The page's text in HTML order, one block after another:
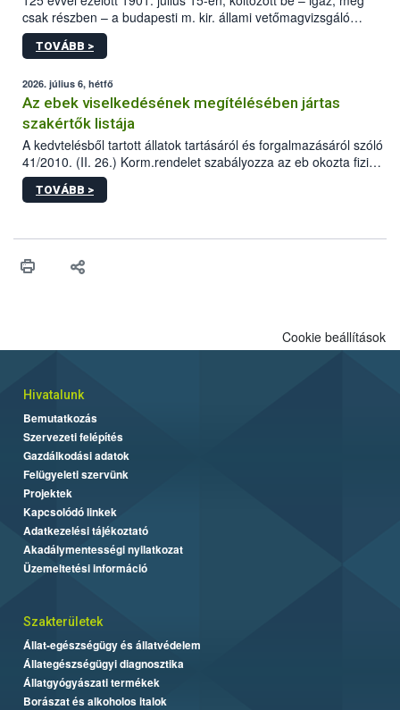
csak részben – a budapesti m. kir. állami vetőmagvizsgáló
állomás a Kis Rókus utca 15. szám alatti, Czigler Győző által
tervezett új épületébe.
TOVÁBB >
2026. július 6, hétfő
Az ebek viselkedésének megítélésében jártas
szakértők listája
A kedvtelésből tartott állatok tartásáról és forgalmazásáról szóló
41/2010. (II. 26.) Korm.rendelet szabályozza az eb okozta fizikai
sérülés, illetve ennek veszélye keletkezésekor felmerülő
hatósági feladatokat, valamint a veszélyes eb tartását és annak
TOVÁBB >
Cookie beállítások
Hivatalunk
Bemutatkozás
Szervezeti felépítés
Gazdálkodási adatok
Felügyeleti szervünk
Projektek
Kapcsolódó linkek
Adatkezelési tájékoztató
Akadálymentességi nyilatkozat
Üzemeltetési információ
Szakterületek
Állat-egészségügy és állatvédelem
Állategészségügyi diagnosztika
Állatgyógyászati termékek
Borászat és alkoholos italok